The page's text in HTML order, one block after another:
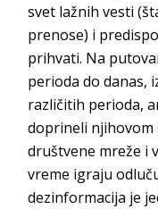
svet lažnih vesti
prenose) i
prihvati. Na
perioda do danas,
različitih perioda,
doprineli
društvene mreže i
vreme igraju
dezinformacija je